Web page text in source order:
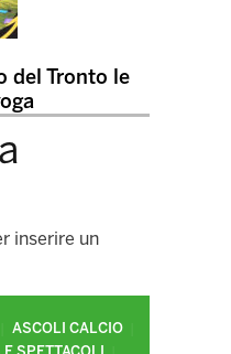
del Tronto le
inserire un
ASCOLI CALCIO